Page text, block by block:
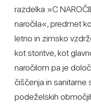
razdelka »C
naročila«, predmet
letno in zimsko
kot storitve, kot
naročilom pa je
čiščenja in sanitarne
podeželskih